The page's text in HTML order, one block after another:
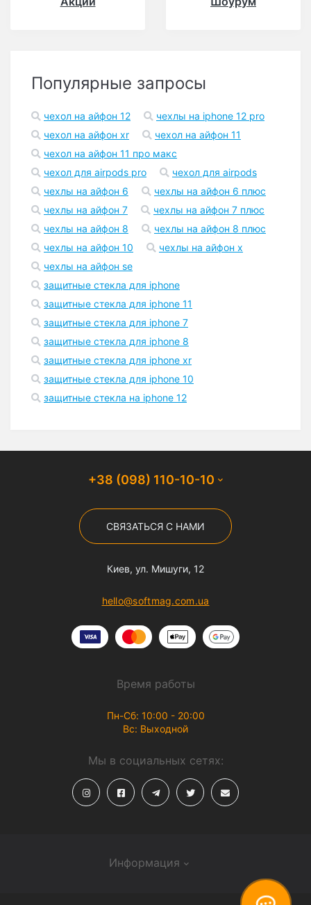
Популярные запросы
чехол на айфон 12
чехлы на iphone 12 pro
чехол на айфон xr
чехол на айфон 11
чехол на айфон 11 про макс
чехол для airpods pro
чехол для airpods
чехлы на айфон 6
чехлы на айфон 6 плюс
чехлы на айфон 7
чехлы на айфон 7 плюс
чехлы на айфон 8
чехлы на айфон 8 плюс
чехлы на айфон 10
чехлы на айфон x
чехлы на айфон se
защитные стекла для iphone
защитные стекла для iphone 11
защитные стекла для iphone 7
защитные стекла для iphone 8
защитные стекла для iphone xr
защитные стекла для iphone 10
защитные стекла на iphone 12
+38 (098) 110-10-10
СВЯЗАТЬСЯ С НАМИ
Киев, ул. Мишуги, 12
hello@softmag.com.ua
Информация
Время работы
Пн-Сб: 10:00 - 20:00
Вс: Выходной
Мы в социальных сетях: